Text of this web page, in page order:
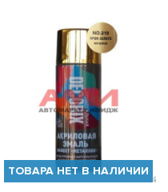
БЫСТРЫЙ ПРОСМОТР
ТОВАРА НЕТ В НАЛИЧИИ